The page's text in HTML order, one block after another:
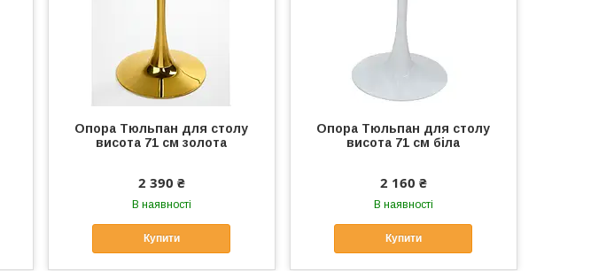
Опора Тюльпан для столу
висота 71 см золота
2 390 ₴
В наявності
Купити
Опора Тюльпан для столу
висота 71 см біла
2 160 ₴
В наявності
Купити